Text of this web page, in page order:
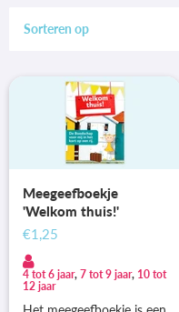
Sorteren op
Meegeefboekje
'Welkom thuis!'
€1,25
4 tot 6 jaar, 7 tot 9 jaar, 10 tot
12 jaar